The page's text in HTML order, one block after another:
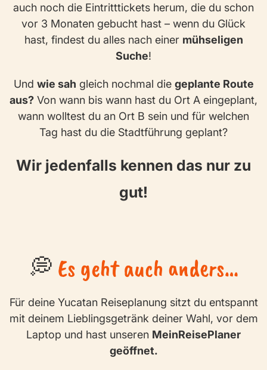
auch noch die Eintritttickets herum, die du schon
vor 3 Monaten gebucht hast – wenn du Glück
hast, findest du alles nach einer mühseligen
Suche!
Und wie sah gleich nochmal die geplante Route
aus? Von wann bis wann hast du Ort A eingeplant,
wann wolltest du an Ort B sein und für welchen
Tag hast du die Stadtführung geplant?
Wir jedenfalls kennen das nur zu
gut!
💭 Es geht auch anders…
Für deine Yucatan Reiseplanung sitzt du entspannt
mit deinem Lieblingsgetränk deiner Wahl, vor dem
Laptop und hast unseren MeinReisePlaner
geöffnet.